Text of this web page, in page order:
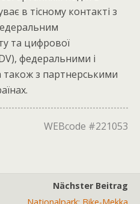
в тісному контакті з
та цифрової
федеральними і
з партнерськими
WEBcode #221053
Nächster Beitrag